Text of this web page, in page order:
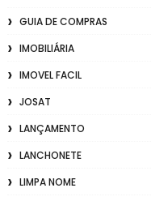
GUIA DE COMPRAS
IMOBILIÁRIA
IMOVEL FACIL
JOSAT
LANÇAMENTO
LANCHONETE
LIMPA NOME